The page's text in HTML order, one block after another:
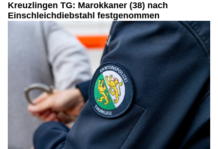
Kreuzlingen TG: Marokkaner (38) nach
Einschleichdiebstahl festgenommen